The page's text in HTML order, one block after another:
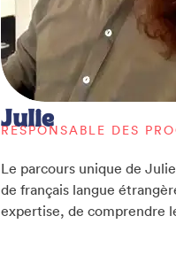
Julie
RESPONSABLE DES
Le parcours unique de
de français langue
expertise, de comprendre